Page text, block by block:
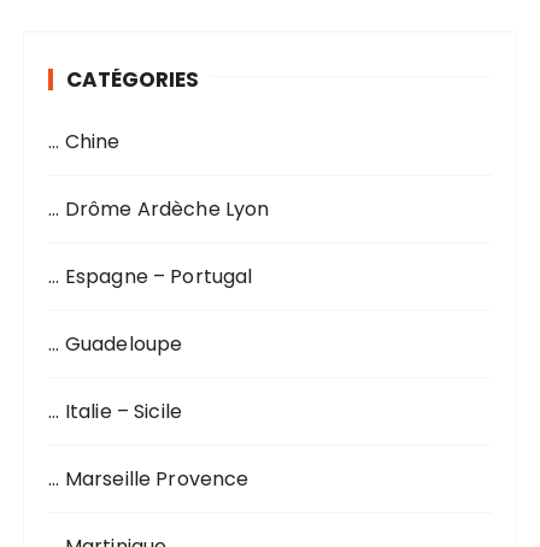
CATÉGORIES
… Chine
… Drôme Ardèche Lyon
… Espagne – Portugal
… Guadeloupe
… Italie – Sicile
… Marseille Provence